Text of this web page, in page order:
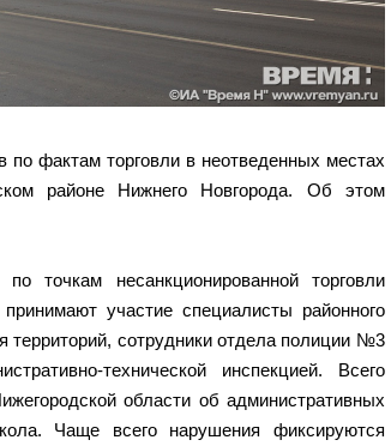
по фактам торговли в неотведенных местах
районе Нижнего Новгорода. Об этом
точкам несанкционированной торговли
участие специалисты районного
территорий, сотрудники отдела полиции №3
технической инспекцией. Всего
области об административных
Чаще всего нарушения фиксируются